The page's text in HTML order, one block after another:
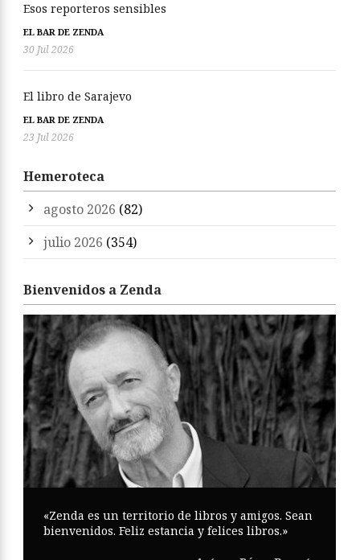
Esos reporteros sensibles
EL BAR DE ZENDA
30 Jul 2026
El libro de Sarajevo
EL BAR DE ZENDA
23 Jul 2026
Hemeroteca
agosto 2026 (82)
julio 2026 (354)
Bienvenidos a Zenda
«Zenda es un territorio de libros y amigos. Sean
bienvenidos. Feliz estancia y felices libros.»